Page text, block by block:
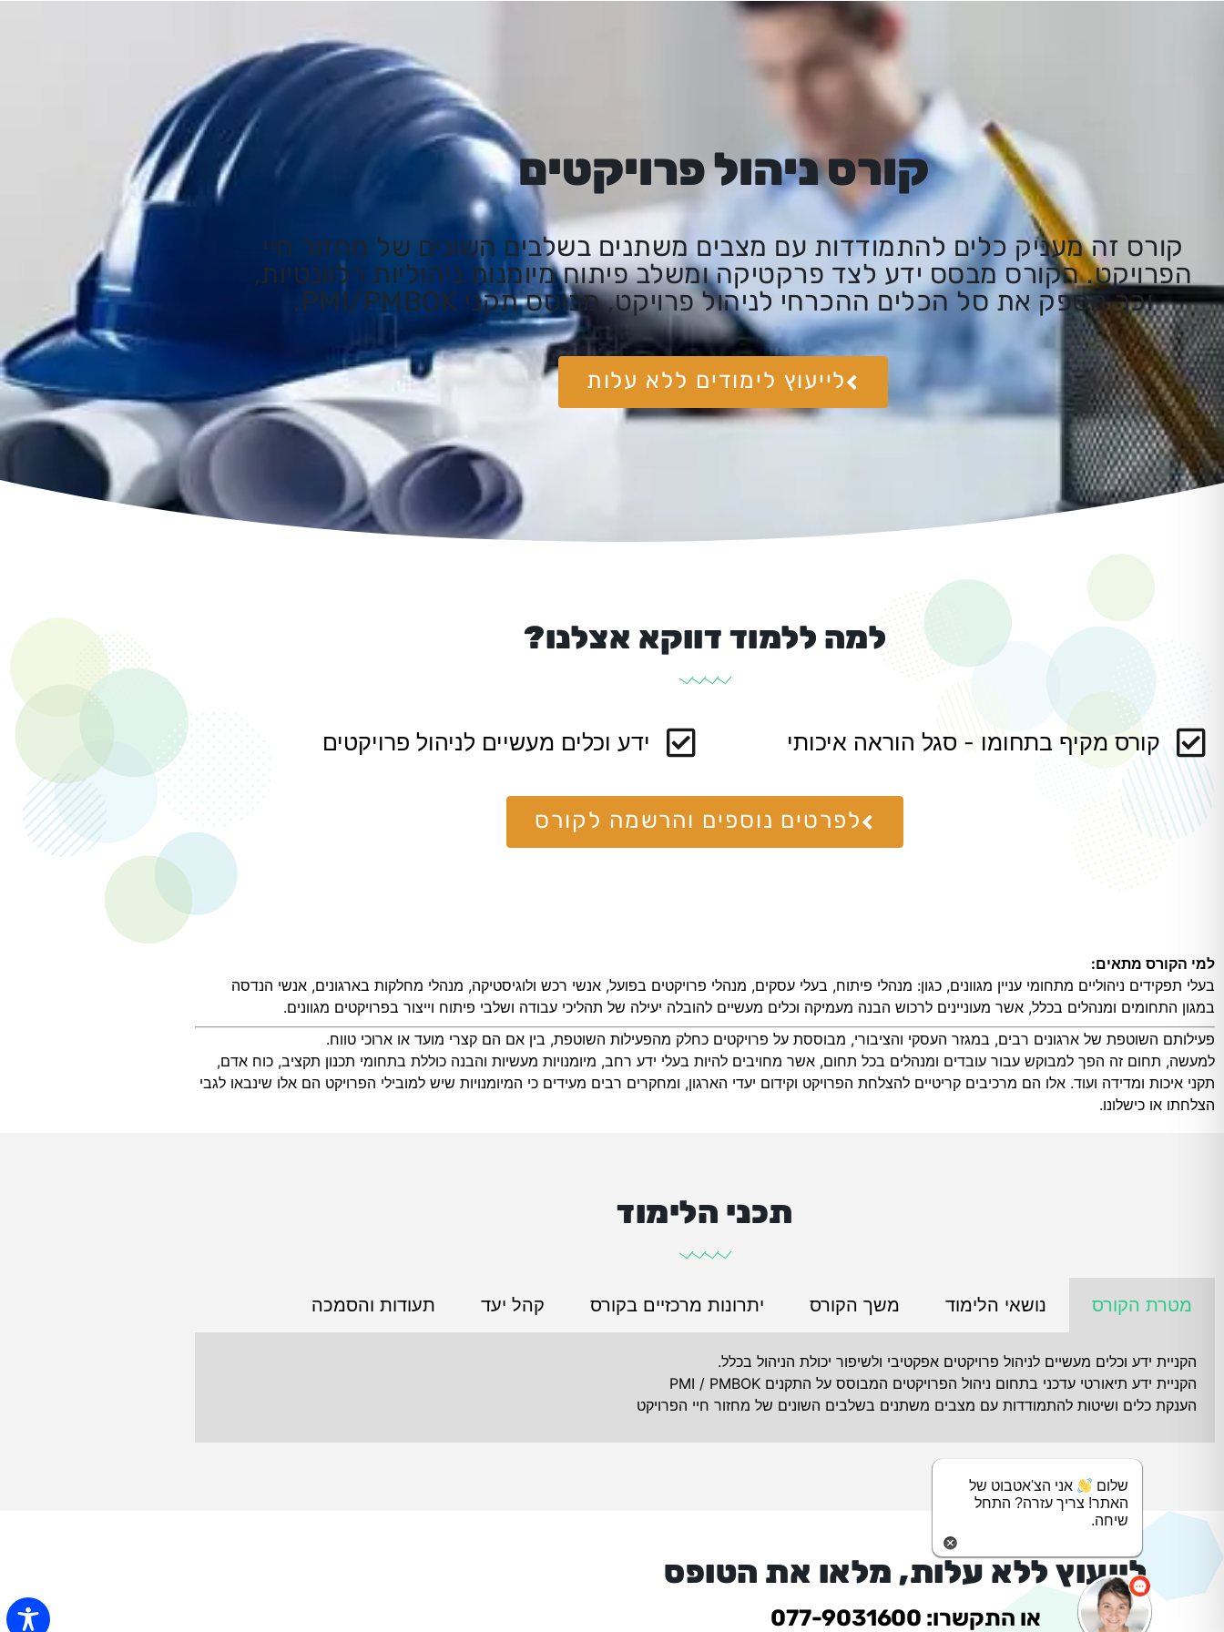
קורס ניהול פרויקטים
קורס זה מעניק כלים להתמודדות עם מצבים משתנים בשלבים השונים של מחזור חיי
הפרויקט. הקורס מבסס ידע לצד פרקטיקה ומשלב פיתוח מיומנות ניהוליות רלוונטיות,
וכך מספק את סל הכלים ההכרחי לניהול פרויקט, מבוסס תקני PMI/PMBOK.
לייעוץ לימודים ללא עלות
למה ללמוד דווקא אצלנו?
קורס מקיף בתחומו - סגל הוראה איכותי ידע וכלים מעשיים לניהול פרויקטים
לפרטים נוספים והרשמה לקורס
למי הקורס מתאים:
בעלי תפקידים ניהוליים מתחומי עניין מגוונים, כגון: מנהלי פיתוח, בעלי עסקים, מנהלי פרויקטים בפועל, אנשי רכש ולוגיסטיקה, מנהלי מחלקות בארגונים, אנשי הנדסה
במגון התחומים ומנהלים בכלל, אשר מעוניינים לרכוש הבנה מעמיקה וכלים מעשיים להובלה יעילה של תהליכי עבודה ושלבי פיתוח וייצור בפרויקטים מגוונים.
פעילותם השוטפת של ארגונים רבים, במגזר העסקי והציבורי, מבוססת על פרויקטים כחלק מהפעילות השוטפת, בין אם הם קצרי מועד או ארוכי טווח.
למעשה, תחום זה הפך למבוקש עבור עובדים ומנהלים בכל תחום, אשר מחויבים להיות בעלי ידע רחב, מיומנויות מעשיות והבנה כוללת בתחומי תכנון תקציב, כוח אדם,
תקני איכות ומדידה ועוד. אלו הם מרכיבים קריטיים להצלחת הפרויקט וקידום יעדי הארגון, ומחקרים רבים מעידים כי המיומנויות שיש למובילי הפרויקט הם אלו שינבאו לגבי
הצלחתו או כישלונו.
תכני הלימוד
מטרת הקורס נושאי הלימוד משך הקורס יתרונות מרכזיים בקורס קהל יעד תעודות והסמכה
הקניית ידע וכלים מעשיים לניהול פרויקטים אפקטיבי ולשיפור יכולת הניהול בכלל.
הקניית ידע תיאורטי עדכני בתחום ניהול הפרויקטים המבוסס על התקנים PMI / PMBOK
הענקת כלים ושיטות להתמודדות עם מצבים משתנים בשלבים השונים של מחזור חיי הפרויקט
לייעוץ ללא עלות, מלאו את הטופס
או התקשרו: 077-9031600
שלום
אני הצ'אטבוט של
האתר! צריך עזרה? התחל
שיחה.